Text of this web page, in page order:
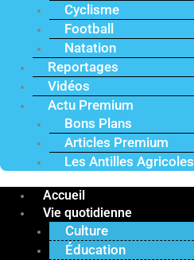
Cyclisme
Football
Natation
Reportages
Vidéos
Actu Premium
Bons Plans
Articles Premium
Les Antilles Agricoles
Accueil
Vie quotidienne
Culture
Éducation